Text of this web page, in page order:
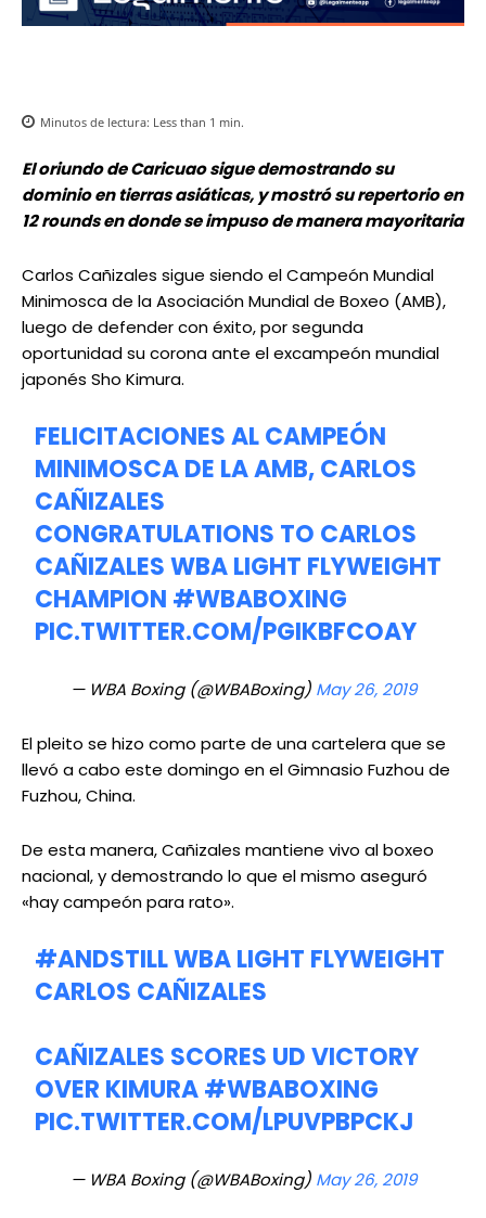
Minutos de lectura: Less than 1 min.
El oriundo de Caricuao sigue demostrando su
dominio en tierras asiáticas, y mostró su repertorio en
12 rounds en donde se impuso de manera mayoritaria
Carlos Cañizales sigue siendo el Campeón Mundial
Minimosca de la Asociación Mundial de Boxeo (AMB),
luego de defender con éxito, por segunda
oportunidad su corona ante el excampeón mundial
japonés Sho Kimura.
FELICITACIONES AL CAMPEÓN
MINIMOSCA DE LA AMB, CARLOS
CAÑIZALES
CONGRATULATIONS TO CARLOS
CAÑIZALES WBA LIGHT FLYWEIGHT
CHAMPION #WBABOXING
PIC.TWITTER.COM/PGIKBFCOAY
— WBA Boxing (@WBABoxing) May 26, 2019
El pleito se hizo como parte de una cartelera que se
llevó a cabo este domingo en el Gimnasio Fuzhou de
Fuzhou, China.
De esta manera, Cañizales mantiene vivo al boxeo
nacional, y demostrando lo que el mismo aseguró
«hay campeón para rato».
#ANDSTILLWBA LIGHT FLYWEIGHT
CARLOS CAÑIZALES
CAÑIZALES SCORES UD VICTORY
OVER KIMURA#WBABOXING
PIC.TWITTER.COM/LPUVPBPCKJ
— WBA Boxing (@WBABoxing) May 26, 2019